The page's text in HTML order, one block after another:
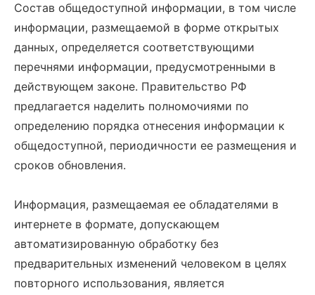
Состав общедоступной информации, в том числе
информации, размещаемой в форме открытых
данных, определяется соответствующими
перечнями информации, предусмотренными в
действующем законе. Правительство РФ
предлагается наделить полномочиями по
определению порядка отнесения информации к
общедоступной, периодичности ее размещения и
сроков обновления.
Информация, размещаемая ее обладателями в
интернете в формате, допускающем
автоматизированную обработку без
предварительных изменений человеком в целях
повторного использования, является